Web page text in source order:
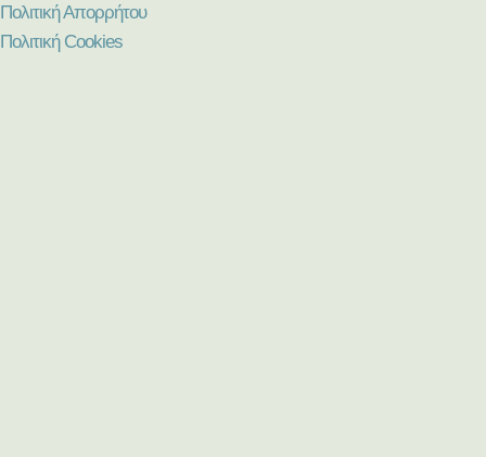
Πολιτική Απορρήτου
Πολιτική Cookies